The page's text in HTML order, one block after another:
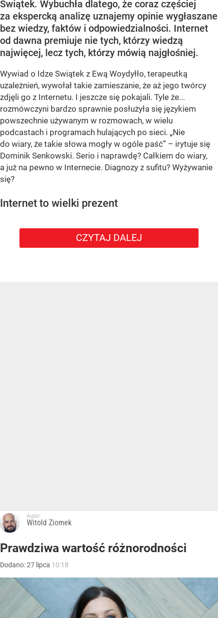
Świątek. Wybuchła dlatego, że coraz częściej
za ekspercką analizę uznajemy opinie wygłaszane
bez wiedzy, faktów i odpowiedzialności. Internet
od dawna premiuje nie tych, którzy wiedzą
najwięcej, lecz tych, którzy mówią najgłośniej.
Wywiad o Idze Swiątek z Ewą Woydyłło, terapeutką
uzależnień, wywołał takie zamieszanie, że aż jego twórcy
zdjęli go z Internetu. I jeszcze się pokajali. Tyle że...
rozmówczyni bardzo sprawnie posłużyła się językiem
powszechnie używanym w rozmowach, w wielu
podcastach i programach hulających po sieci. „Nie
do wiary, że takie słowa mogły w ogóle paść” – irytuje się
Dominik Senkowski. Serio i naprawdę? Całkiem do wiary,
a już na pewno w Internecie. Diagnozy z sufitu? Wyżywanie
się?
Internet to wielki prezent
CZYTAJ DALEJ
Autor:
Witold Ziomek
Prawdziwa wartość różnorodności
Dodano:27 lipca 10:18